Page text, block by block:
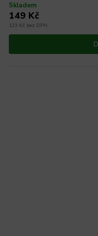
Skladem
123 Kč bez DPH
149 Kč